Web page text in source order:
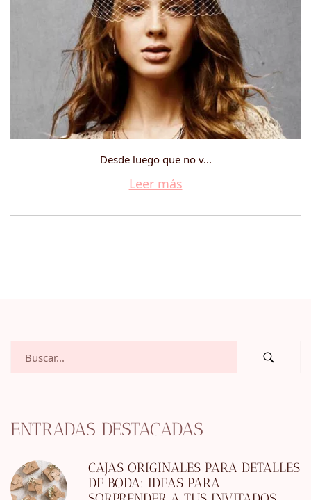
Desde luego que no v...
Leer más
ENTRADAS DESTACADAS
CAJAS ORIGINALES PARA DETALLES
DE BODA: IDEAS PARA